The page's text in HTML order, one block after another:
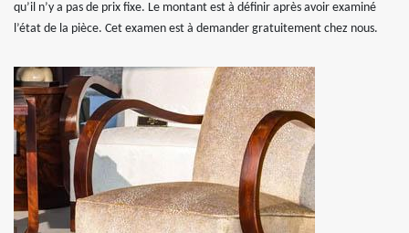
qu’il n’y a pas de prix fixe. Le montant est à définir après avoir examiné
l’état de la pièce. Cet examen est à demander gratuitement chez nous.